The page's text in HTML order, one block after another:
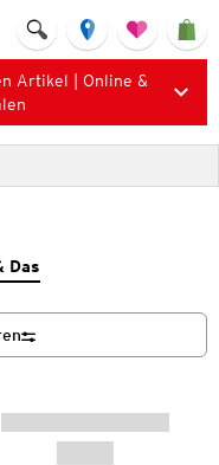
Artikel | Online &
Das